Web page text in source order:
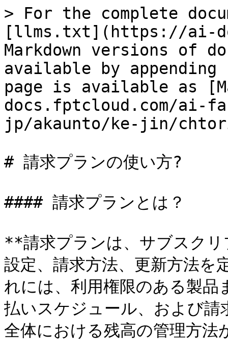
> For the complete
[llms.txt](https://ai-
Markdown versions of
available by
page is available as
docs.fptcloud.com/ai-
jp/akaunto/ke-jin/
# 請求プランの使い方?
#### 請求プランとは？
**請求プランは、サブスク
設定、請求方法、更新方法
れには、利用権限のある製品
払いスケジュール、および請
全体における残高の管理方法